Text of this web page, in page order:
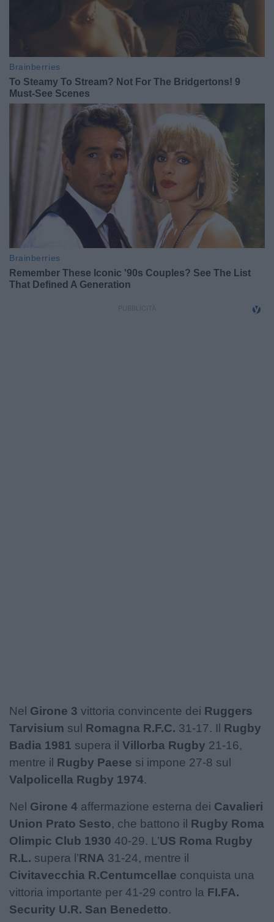
Nel Girone 3 vittoria convincente dei Ruggers
Tarvisium sul Romagna R.F.C. 31-17. Il Rugby
Badia 1981 supera il Villorba Rugby 21-16,
mentre il Rugby Paese si impone 27-8 sul
Valpolicella Rugby 1974.
Nel Girone 4 affermazione esterna dei Cavalieri
Union Prato Sesto, che battono il Rugby Roma
Olimpic Club 1930 40-29. L’US Roma Rugby
R.L. supera l’RNA 31-24, mentre il
Civitavecchia R.Centumcellae conquista una
vittoria importante per 41-29 contro la FI.FA.
Security U.R. San Benedetto.